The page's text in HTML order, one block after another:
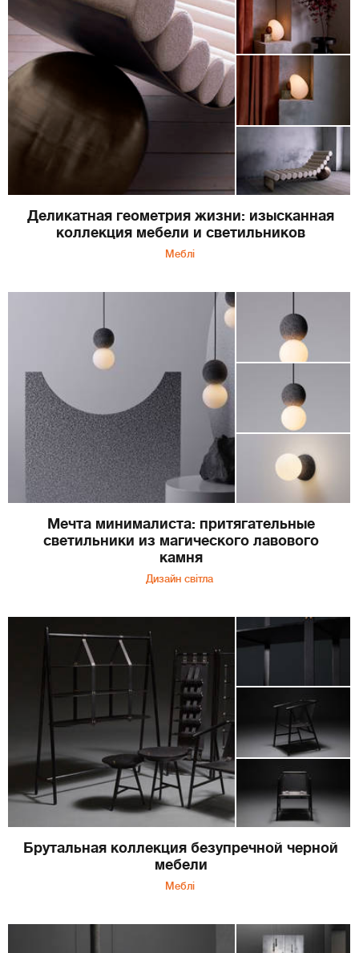
Деликатная геометрия жизни: изысканная
коллекция мебели и светильников
Меблі
Мечта минималиста: притягательные
светильники из магического лавового
камня
Дизайн світла
Брутальная коллекция безупречной черной
мебели
Меблі